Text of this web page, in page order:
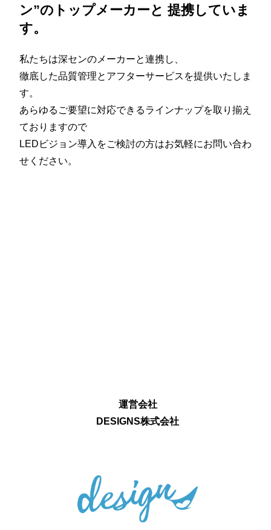
ン”のトップメーカーと 提携していま
す。
私たちは深センのメーカーと連携し、
徹底した品質管理とアフターサービスを提供いたしま
す。
あらゆるご要望に対応できるラインナップを取り揃え
ておりますので
LEDビジョン導入をご検討の方はお気軽にお問い合わ
せください。
運営会社
DESIGNS株式会社